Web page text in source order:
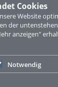
Cookies
Website
der
anzeigen"
Notwendig